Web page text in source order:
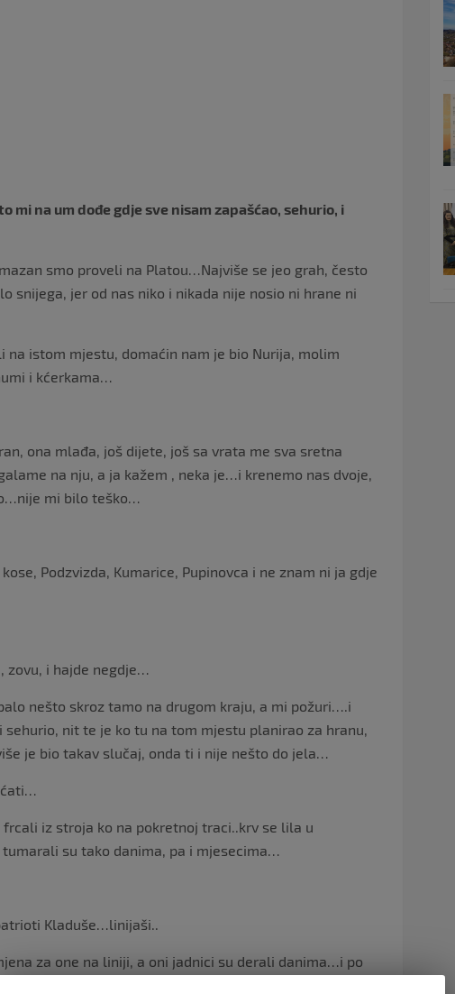
mi na um dođe gdje sve nisam zapašćao, sehurio, i
smo proveli na Platou…Najviše se jeo grah, često
snijega, jer od nas niko i nikada nije nosio ni hrane ni
istom mjestu, domaćin nam je bio Nurija, molim
i kćerkama…
ona mlađa, još dijete, još sa vrata me sva sretna
na nju, a ja kažem , neka je…i krenemo nas dvoje,
mi bilo teško…
Podzvizda, Kumarice, Pupinovca i ne znam ni ja gdje
zovu, i hajde negdje…
nešto skroz tamo na drugom kraju, a mi požuri….i
nit te je ko tu na tom mjestu planirao za hranu,
je bio takav slučaj, onda ti i nije nešto do jela…
iz stroja ko na pokretnoj traci..krv se lila u
su tako danima, pa i mjesecima…
Kladuše…linijaši..
za one na liniji, a oni jadnici su derali danima…i po
eh…